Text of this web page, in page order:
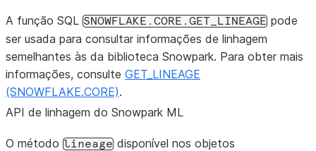
A função SQL SNOWFLAKE.CORE.GET_LINEAGE pode
ser usada para consultar informações de linhagem
semelhantes às da biblioteca Snowpark. Para obter mais
informações, consulte GET_LINEAGE
(SNOWFLAKE.CORE).
API de linhagem do Snowpark ML
O método lineage disponível nos objetos